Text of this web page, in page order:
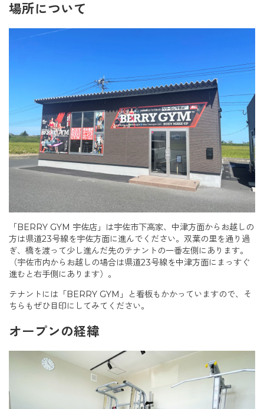
場所について
「BERRY GYM 宇佐店」は宇佐市下高家、中津方面からお越しの
方は県道23号線を宇佐方面に進んでください。双葉の里を通り過
ぎ、橋を渡って少し進んだ先のテナントの一番左側にあります。
（宇佐市内からお越しの場合は県道23号線を中津方面にまっすぐ
進むと右手側にあります）。
テナントには「BERRY GYM」と看板もかかっていますので、そ
ちらもぜひ目印にしてみてください。
オープンの経緯